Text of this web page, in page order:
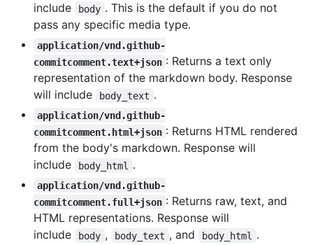
include
body . This is the default if you do not
pass any specific media type.
application/vnd.github-
commitcomment.text+json : Returns a text only
representation of the markdown body. Response
will include
body_text .
application/vnd.github-
commitcomment.html+json : Returns HTML rendered
from the body's markdown. Response will
include
body_html .
application/vnd.github-
commitcomment.full+json : Returns raw, text, and
HTML representations. Response will
include
body , body_text , and body_html .